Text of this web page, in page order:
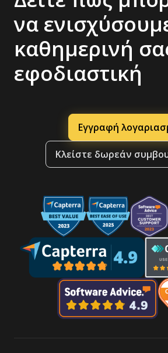
να
καθημερινή
εφοδιαστική
Εγγραφή
Κλείστε δωρεάν